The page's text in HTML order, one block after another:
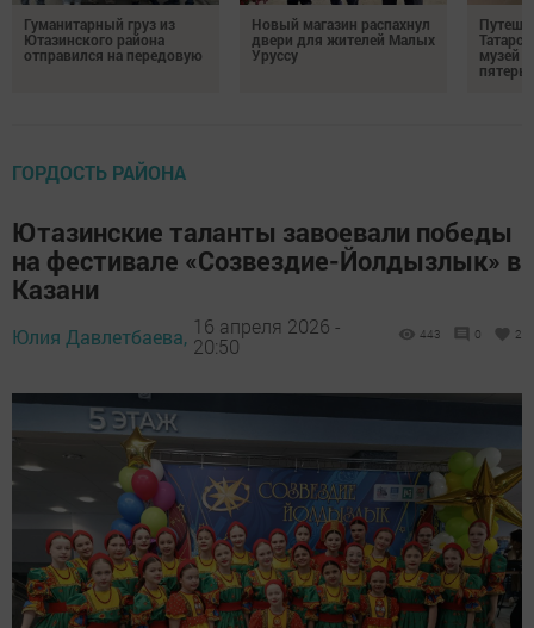
Гуманитарный груз из
Ютазинского района
отправился на передовую
Новый магазин распахнул
двери для жителей Малых
Уруссу
музей
ГОРДОСТЬ РАЙОНА
Ютазинские таланты завоевали победы
на фестивале «Созвездие-Йолдызлык» в
Казани
Юлия Давлетбаева, 16 апреля 2026 -
20:50
443 0 2